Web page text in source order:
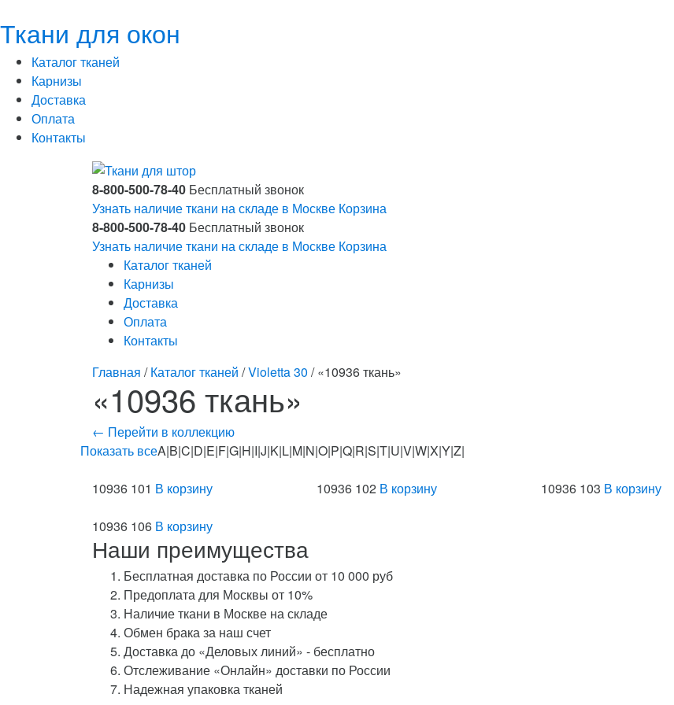
Ткани для окон
Каталог тканей
Карнизы
Доставка
Оплата
Контакты
8-800-500-78-40 Бесплатный звонок
Узнать наличие ткани на складе в Москве Корзина
8-800-500-78-40 Бесплатный звонок
Узнать наличие ткани на складе в Москве Корзина
Каталог тканей
Карнизы
Доставка
Оплата
Контакты
Главная /Каталог тканей /Violetta 30 / «10936 ткань»
«10936 ткань»
← Перейти в коллекцию
Показать всеA|B|C|D|E|F|G|H|I|J|K|L|M|N|O|P|Q|R|S|T|U|V|W|X|Y|Z|
10936 101 В корзину 10936 102 В корзину 10936 103 В корзину
10936 106 В корзину
Наши преимущества
Бесплатная доставка по России от 10 000 руб
Предоплата для Москвы от 10%
Наличие ткани в Москве на складе
Обмен брака за наш счет
Доставка до «Деловых линий» - бесплатно
Отслеживание «Онлайн» доставки по России
Надежная упаковка тканей